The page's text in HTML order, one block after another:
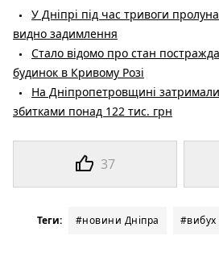
37
У Дніпрі під час тривоги
видно задимлення
Стало відомо про стан
будинок в Кривому Розі
На Дніпропетровщині
збитками понад 122 тис. грн
Теги: #новини Дніпра #вибух